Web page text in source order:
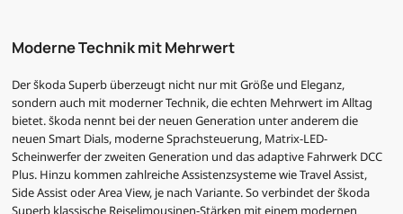
Moderne Technik mit Mehrwert
Der Škoda Superb überzeugt nicht nur mit Größe und Eleganz,
sondern auch mit moderner Technik, die echten Mehrwert im Alltag
bietet. Škoda nennt bei der neuen Generation unter anderem die
neuen Smart Dials, moderne Sprachsteuerung, Matrix-LED-
Scheinwerfer der zweiten Generation und das adaptive Fahrwerk DCC
Plus. Hinzu kommen zahlreiche Assistenzsysteme wie Travel Assist,
Side Assist oder Area View, je nach Variante. So verbindet der Škoda
Superb klassische Reiselimousinen-Stärken mit einem modernen